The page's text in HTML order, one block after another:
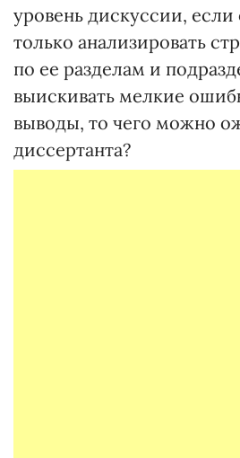
уровень дискуссии,
только анализировать
по ее разделам и
выискивать мелкие
выводы, то чего можно
диссертанта?